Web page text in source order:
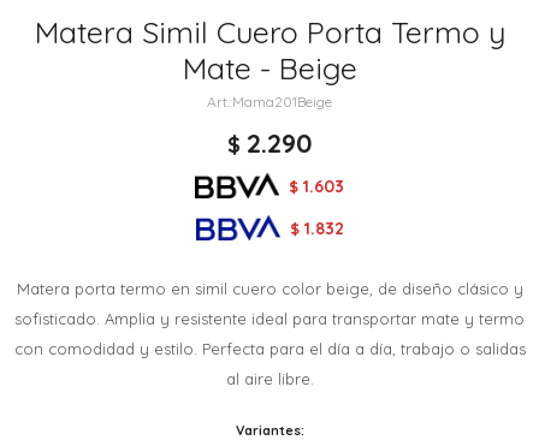
Matera Simil Cuero Porta Termo y
Mate - Beige
Mama201Beige
$ 2.290
$ 1.603
$ 1.832
Matera porta termo en simil cuero color beige, de diseño clásico y
sofisticado. Amplia y resistente ideal para transportar mate y termo
con comodidad y estilo. Perfecta para el día a día, trabajo o salidas
al aire libre.
Variantes: